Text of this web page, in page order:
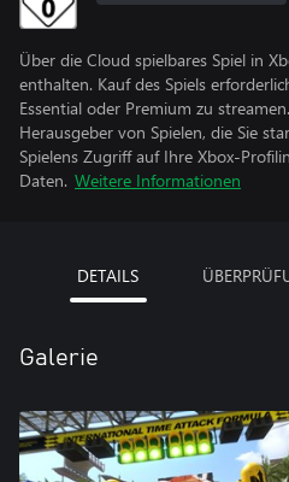
Über die Cloud spielbares Spiel in
enthalten. Kauf des Spiels
Essential oder Premium zu streamen.
Herausgeber von Spielen, die Sie
Spielens Zugriff auf Ihre Xbox-
Daten. Weitere Informationen
DETAILS
Galerie